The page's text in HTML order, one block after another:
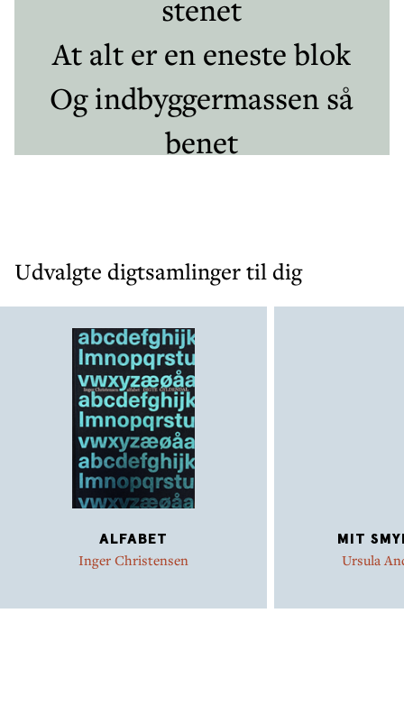
Udvalgte digtsamlinger til dig
ALFABET
Inger Christensen
MIT
Ursula